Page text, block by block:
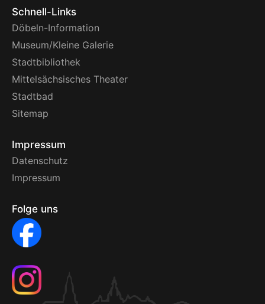
Schnell-Links
Döbeln-Information
Museum/Kleine Galerie
Stadtbibliothek
Mittelsächsisches Theater
Stadtbad
Sitemap
Impressum
Datenschutz
Impressum
Folge uns